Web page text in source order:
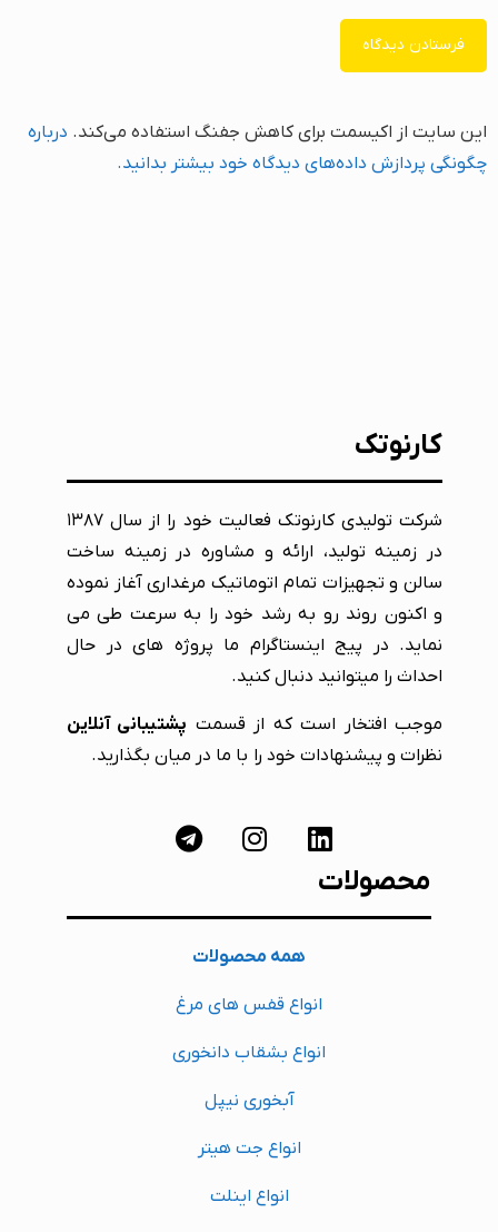
این سایت از اکیسمت برای کاهش جفنگ استفاده می‌کند. درباره
چگونگی پردازش داده‌های دیدگاه خود بیشتر بدانید.
کارنوتک
شرکت تولیدی کارنوتک فعالیت خود را از سال ۱۳۸۷
در زمینه تولید، ارائه و مشاوره در زمینه ساخت
سالن و تجهیزات تمام اتوماتیک مرغداری آغاز نموده
و اکنون روند رو به رشد خود را به سرعت طی می
نماید. در پیج اینستاگرام ما پروژه های در حال
احداث را میتوانید دنبال کنید.
موجب افتخار است که از قسمت پشتیبانی آنلاین
نظرات و پیشنهادات خود را با ما در میان بگذارید.
محصولات
همه محصولات
انواع قفس های مرغ
انواع بشقاب دانخوری
آبخوری نیپل
انواع جت هیتر
انواع اینلت